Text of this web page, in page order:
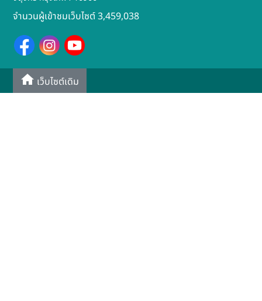
จำนวนผู้เข้าชมเว็บไซต์ 3,459,038
เว็บไซต์เดิม